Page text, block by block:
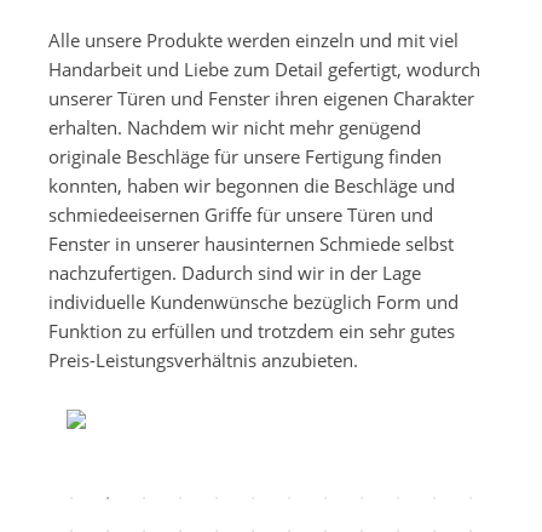
Alle unsere Produkte werden einzeln und mit viel
Handarbeit und Liebe zum Detail gefertigt, wodurch
unserer Türen und Fenster ihren eigenen Charakter
erhalten. Nachdem wir nicht mehr genügend
originale Beschläge für unsere Fertigung finden
konnten, haben wir begonnen die Beschläge und
schmiedeeisernen Griffe für unsere Türen und
Fenster in unserer hausinternen Schmiede selbst
nachzufertigen. Dadurch sind wir in der Lage
individuelle Kundenwünsche bezüglich Form und
Funktion zu erfüllen und trotzdem ein sehr gutes
Preis-Leistungsverhältnis anzubieten.